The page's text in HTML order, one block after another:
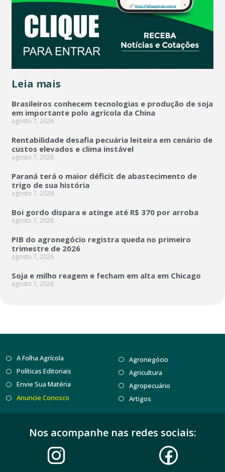
Leia mais
Brasileiros conhecem tecnologias e produção de soja
em importante polo agrícola da China
agosto 7, 2026
Rentabilidade desafia pecuária leiteira em cenário de
custos elevados e clima instável
agosto 7, 2026
Paraná terá o maior déficit de abastecimento de
trigo de sua história
agosto 7, 2026
Boi gordo dispara e atinge até R$ 370 por arroba
agosto 7, 2026
PIB do agronegócio registra queda no primeiro
trimestre de 2026
agosto 7, 2026
Soja e milho reagem e fecham em alta em Chicago
agosto 7, 2026
A Folha Agrícola
Políticas Editoriais
Envie Sua Matéria
Anuncie Conosco
Agronegócio
Agricultura
Agropecuário
Artigos
Nos acompanhe nas redes sociais: